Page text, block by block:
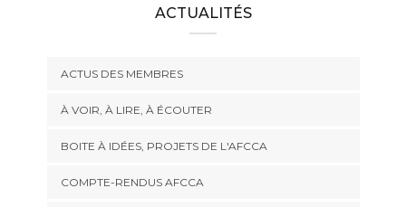
ACTUALITÉS
ACTUS DES MEMBRES
À VOIR, À LIRE, À ÉCOUTER
BOITE À IDÉES, PROJETS DE L'AFCCA
COMPTE-RENDUS AFCCA